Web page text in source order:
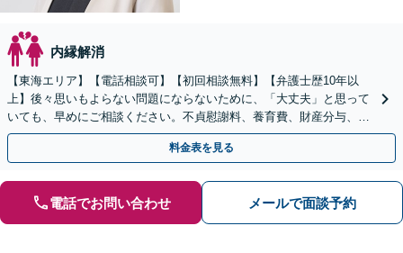
内縁解消
【東海エリア】【電話相談可】【初回相談無料】【弁護士歴10年以
上】後々思いもよらない問題にならないために、「大丈夫」と思って
いても、早めにご相談ください。不貞慰謝料、養育費、財産分与、D
V、モラハラなど【出張相談可】
料金表を見る
電話でお問い合わせ メールで面談予約